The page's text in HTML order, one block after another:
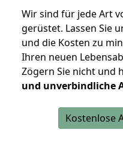
Wir sind für jede Art
gerüstet. Lassen Sie
und die Kosten zu
Ihren neuen
Zögern Sie nicht und
und unverbindliche
Kostenlose